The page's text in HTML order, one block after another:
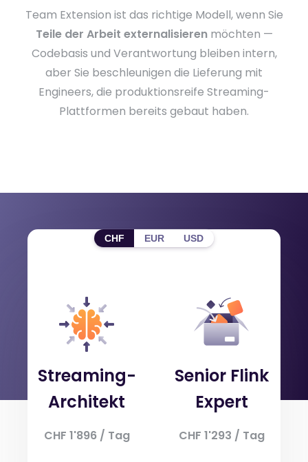
Team Extension ist das richtige Modell, wenn Sie
Teile der Arbeit externalisierenmöchten —
Codebasis und Verantwortung bleiben intern,
aber Sie beschleunigen die Lieferung mit
Engineers, die produktionsreife Streaming-
Plattformen bereits gebaut haben.
Rollen & Tagessätze
Qualitätsmesslatte. Frei kombinierbar zum
passenden Pod für Ihr Projekt.
CHF EUR USD
Streaming-
Architekt
CHF 1'896 / Tag
Senior Flink
Expert
CHF 1'293 / Tag